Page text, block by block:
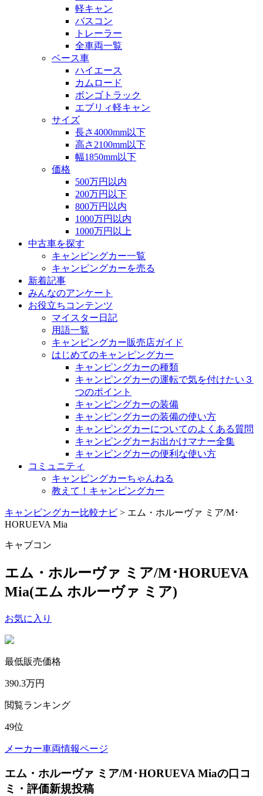
軽キャン
バスコン
トレーラー
全車両一覧
ベース車
ハイエース
カムロード
ボンゴトラック
エブリィ軽キャン
サイズ
長さ4000mm以下
高さ2100mm以下
幅1850mm以下
価格
500万円以内
200万円以下
800万円以内
1000万円以内
1000万円以上
中古車を探す
キャンピングカー一覧
キャンピングカーを売る
新着記事
みんなのアンケート
お役立ちコンテンツ
マイスター日記
用語一覧
キャンピングカー販売店ガイド
はじめてのキャンピングカー
キャンピングカーの種類
キャンピングカーの運転で気を付けたい３
つのポイント
キャンピングカーの装備
キャンピングカーの装備の使い方
キャンピングカーについてのよくある質問
キャンピングカーお出かけマナー全集
キャンピングカーの便利な使い方
コミュニティ
キャンピングカーちゃんねる
教えて！キャンピングカー
キャンピングカー比較ナビ > エム・ホルーヴァ ミア/M･
HORUEVA Mia
キャブコン
エム・ホルーヴァ ミア/M･HORUEVA
Mia(エム ホルーヴァ ミア)
お気に入り
最低販売価格
390.3万円
閲覧ランキング
49位
メーカー車両情報ページ
エム・ホルーヴァ ミア/M･HORUEVA Miaの口コ
ミ・評価新規投稿